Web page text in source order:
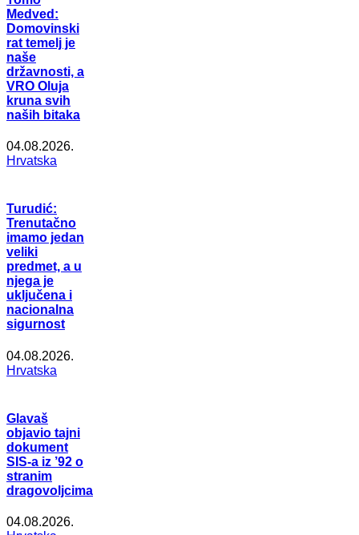
Medved:
Domovinski
rat temelj je
naše
državnosti, a
VRO Oluja
kruna svih
naših bitaka
04.08.2026.
Hrvatska
Turudić:
Trenutačno
imamo jedan
veliki
predmet, a u
njega je
uključena i
nacionalna
sigurnost
04.08.2026.
Hrvatska
Glavaš
objavio tajni
dokument
SIS-a iz ’92 o
stranim
dragovoljcima
04.08.2026.